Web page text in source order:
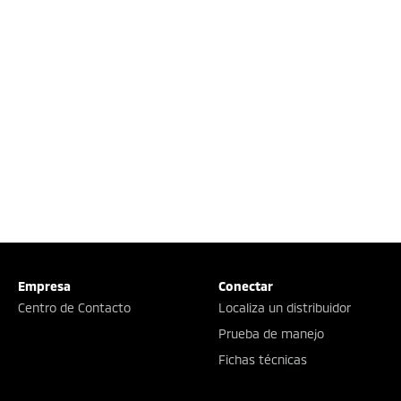
Empresa
Centro de Contacto
Conectar
Localiza un distribuidor
Prueba de manejo
Fichas técnicas